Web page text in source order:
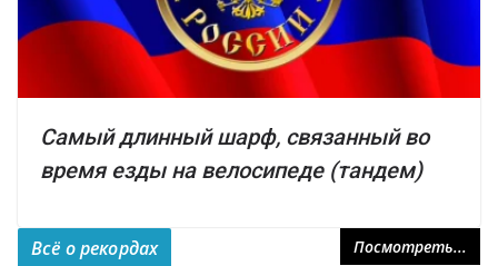
Самый длинный шарф, связанный во
время езды на велосипеде (тандем)
Всё о рекордах Посмотреть...